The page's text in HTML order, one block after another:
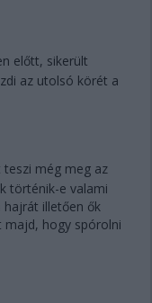
előtt, sikerült
az utolsó körét a
még meg az
történik-e valami
hajrát illetően ők
majd, hogy spórolni